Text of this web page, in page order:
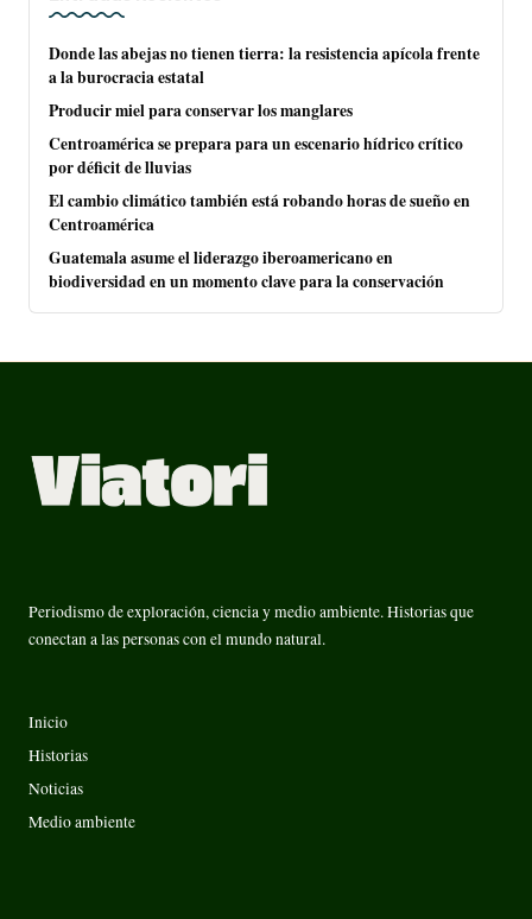
Donde las abejas no tienen tierra: la resistencia apícola frente
a la burocracia estatal
Producir miel para conservar los manglares
Centroamérica se prepara para un escenario hídrico crítico
por déficit de lluvias
El cambio climático también está robando horas de sueño en
Centroamérica
Guatemala asume el liderazgo iberoamericano en
biodiversidad en un momento clave para la conservación
Periodismo de exploración, ciencia y medio ambiente. Historias que
conectan a las personas con el mundo natural.
Inicio
Historias
Noticias
Medio ambiente